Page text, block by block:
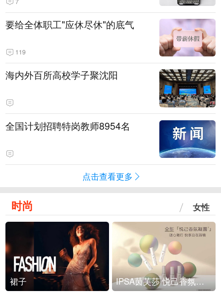
要给全体职工"应休尽休"的底气
119
海内外百所高校学子聚沈阳
全国计划招聘特岗教师8954名
点击查看更多
时尚 女性
裙子 IPSA茵芙莎 悦己香氛凝露上市